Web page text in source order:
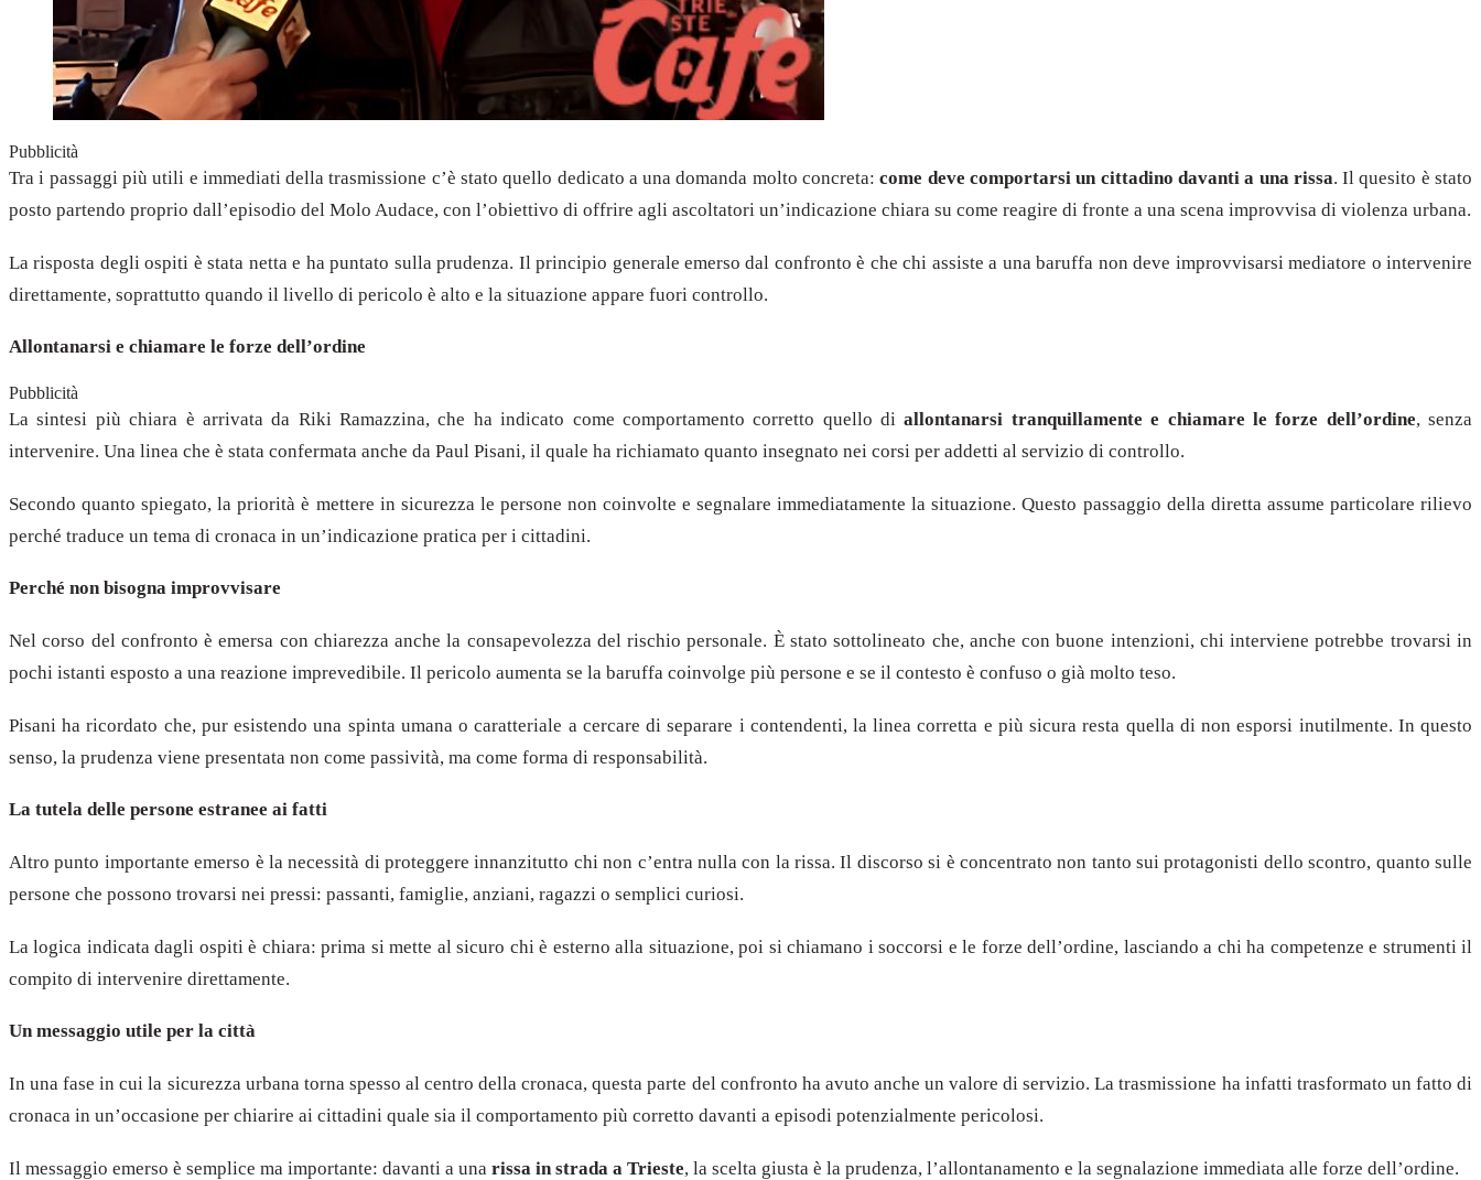
Pubblicità
Tra i passaggi più utili e immediati della trasmissione c’è stato quello dedicato a una domanda molto concreta:come deve comportarsi un cittadino davanti a una rissa. Il quesito è stato
posto partendo proprio dall’episodio del Molo Audace, con l’obiettivo di offrire agli ascoltatori un’indicazione chiara su come reagire di fronte a una scena improvvisa di violenza urbana.
La risposta degli ospiti è stata netta e ha puntato sulla prudenza. Il principio generale emerso dal confronto è che chi assiste a una baruffa non deve improvvisarsi mediatore o intervenire
direttamente, soprattutto quando il livello di pericolo è alto e la situazione appare fuori controllo.
Allontanarsi e chiamare le forze dell’ordine
Pubblicità
La sintesi più chiara è arrivata da Riki Ramazzina, che ha indicato come comportamento corretto quello diallontanarsi tranquillamente e chiamare le forze dell’ordine, senza
intervenire. Una linea che è stata confermata anche da Paul Pisani, il quale ha richiamato quanto insegnato nei corsi per addetti al servizio di controllo.
Secondo quanto spiegato, la priorità è mettere in sicurezza le persone non coinvolte e segnalare immediatamente la situazione. Questo passaggio della diretta assume particolare rilievo
perché traduce un tema di cronaca in un’indicazione pratica per i cittadini.
Perché non bisogna improvvisare
Nel corso del confronto è emersa con chiarezza anche la consapevolezza del rischio personale. È stato sottolineato che, anche con buone intenzioni, chi interviene potrebbe trovarsi in
pochi istanti esposto a una reazione imprevedibile. Il pericolo aumenta se la baruffa coinvolge più persone e se il contesto è confuso o già molto teso.
Pisani ha ricordato che, pur esistendo una spinta umana o caratteriale a cercare di separare i contendenti, la linea corretta e più sicura resta quella di non esporsi inutilmente. In questo
senso, la prudenza viene presentata non come passività, ma come forma di responsabilità.
La tutela delle persone estranee ai fatti
Altro punto importante emerso è la necessità di proteggere innanzitutto chi non c’entra nulla con la rissa. Il discorso si è concentrato non tanto sui protagonisti dello scontro, quanto sulle
persone che possono trovarsi nei pressi: passanti, famiglie, anziani, ragazzi o semplici curiosi.
La logica indicata dagli ospiti è chiara: prima si mette al sicuro chi è esterno alla situazione, poi si chiamano i soccorsi e le forze dell’ordine, lasciando a chi ha competenze e strumenti il
compito di intervenire direttamente.
Un messaggio utile per la città
In una fase in cui la sicurezza urbana torna spesso al centro della cronaca, questa parte del confronto ha avuto anche un valore di servizio. La trasmissione ha infatti trasformato un fatto di
cronaca in un’occasione per chiarire ai cittadini quale sia il comportamento più corretto davanti a episodi potenzialmente pericolosi.
Il messaggio emerso è semplice ma importante: davanti a una rissa in strada a Trieste, la scelta giusta è la prudenza, l’allontanamento e la segnalazione immediata alle forze dell’ordine.